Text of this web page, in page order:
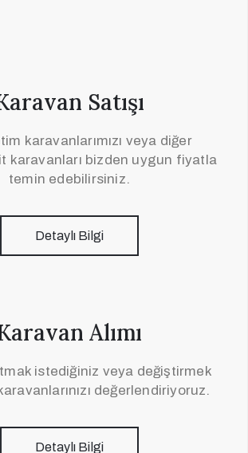
Satışı
karavanlarımızı veya diğer
karavanları bizden uygun fiyatla
temin edebilirsiniz.
Detaylı Bilgi
Alımı
istediğiniz veya değiştirmek
değerlendiriyoruz.
Detaylı Bilgi